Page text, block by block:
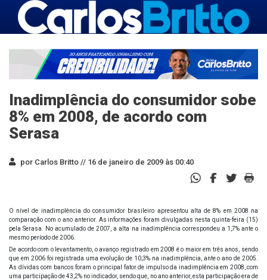
Inadimplência do consumidor sobe
8% em 2008, de acordo com
Serasa
por Carlos Britto // 16 de janeiro de 2009 às 00:40
O nível de inadimplência do consumidor brasileiro apresentou alta de 8% em 2008 na
comparação com o ano anterior. As informações foram divulgadas nesta quinta-feira (15)
pela Serasa. No acumulado de 2007, a alta na inadimplência correspondeu a 1,7% ante o
mesmo período de 2006.
De acordo com o levantamento, o avanço registrado em 2008 é o maior em três anos, sendo
que em 2006 foi registrada uma evolução de 10,3% na inadimplência, ante o ano de 2005.
As dívidas com bancos foram o principal fator de impulso da inadimplência em 2008, com
uma participação de 43,2% no indicador, sendo que, no ano anterior, esta participação era de